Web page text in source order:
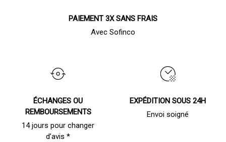
PAIEMENT 3X SANS FRAIS
Avec Sofinco
ÉCHANGES OU
REMBOURSEMENTS
14 jours pour changer
d’avis *
EXPÉDITION SOUS 24H
Envoi soigné